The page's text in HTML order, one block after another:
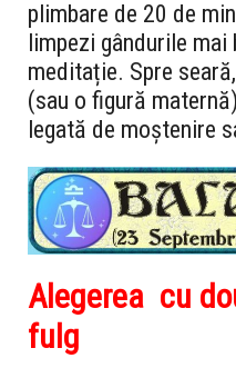
plimbare de 20 de
limpezi gândurile
meditație. Spre
(sau o figură
legată de moștenire
Alegerea cu
fulg